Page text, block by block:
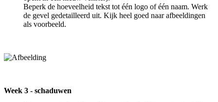
Beperk de hoeveelheid tekst tot één logo of één naam. Werk
de gevel gedetailleerd uit. Kijk heel goed naar afbeeldingen
als voorbeeld.
Week 3 - schaduwen